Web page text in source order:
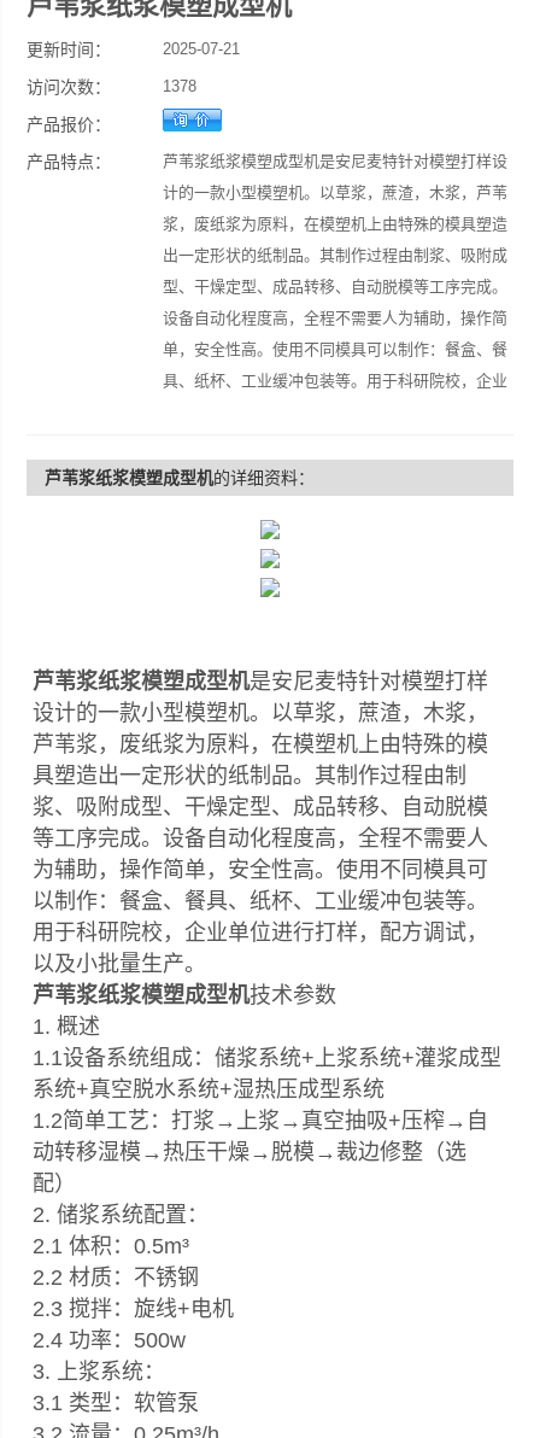
更新时间： 2025-07-21
访问次数： 1378
产品报价：
产品特点：
芦苇浆纸浆模塑成型机是安尼麦特针对模塑打样设
计的一款小型模塑机。以草浆，蔗渣，木浆，芦苇
浆，废纸浆为原料，在模塑机上由特殊的模具塑造
出一定形状的纸制品。其制作过程由制浆、吸附成
型、干燥定型、成品转移、自动脱模等工序完成。
设备自动化程度高，全程不需要人为辅助，操作简
单，安全性高。使用不同模具可以制作：餐盒、餐
具、纸杯、工业缓冲包装等。用于科研院校，企业
芦苇浆纸浆模塑成型机的详细资料：
芦苇浆纸浆模塑成型机是安尼麦特针对模塑打样
设计的一款小型模塑机。以草浆，蔗渣，木浆，
芦苇浆，废纸浆为原料，在模塑机上由特殊的模
具塑造出一定形状的纸制品。其制作过程由制
浆、吸附成型、干燥定型、成品转移、自动脱模
等工序完成。设备自动化程度高，全程不需要人
为辅助，操作简单，安全性高。使用不同模具可
以制作：餐盒、餐具、纸杯、工业缓冲包装等。
用于科研院校，企业单位进行打样，配方调试，
以及小批量生产。
芦苇浆纸浆模塑成型机技术参数
1. 概述
1.1设备系统组成：储浆系统+上浆系统+灌浆成型
系统+真空脱水系统+湿热压成型系统
1.2简单工艺：打浆→上浆→真空抽吸+压榨→自
动转移湿模→热压干燥→脱模→裁边修整（选
配）
2. 储浆系统配置：
2.1 体积：0.5m³
2.2 材质：不锈钢
2.3 搅拌：旋线+电机
2.4 功率：500w
3. 上浆系统：
3.1 类型：软管泵